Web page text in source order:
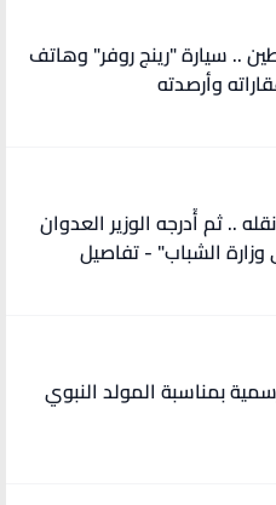
"أغنى متسول" في فلسطين .. سيارة "رينج روفر" وهاتف
وأرصدته
"انتصر قضائيًا بإلغاء قرار نقله .. ثم أُدرجه الوزير العدوان
الشباب" - تفاصيل
بمناسبة المولد النبوي